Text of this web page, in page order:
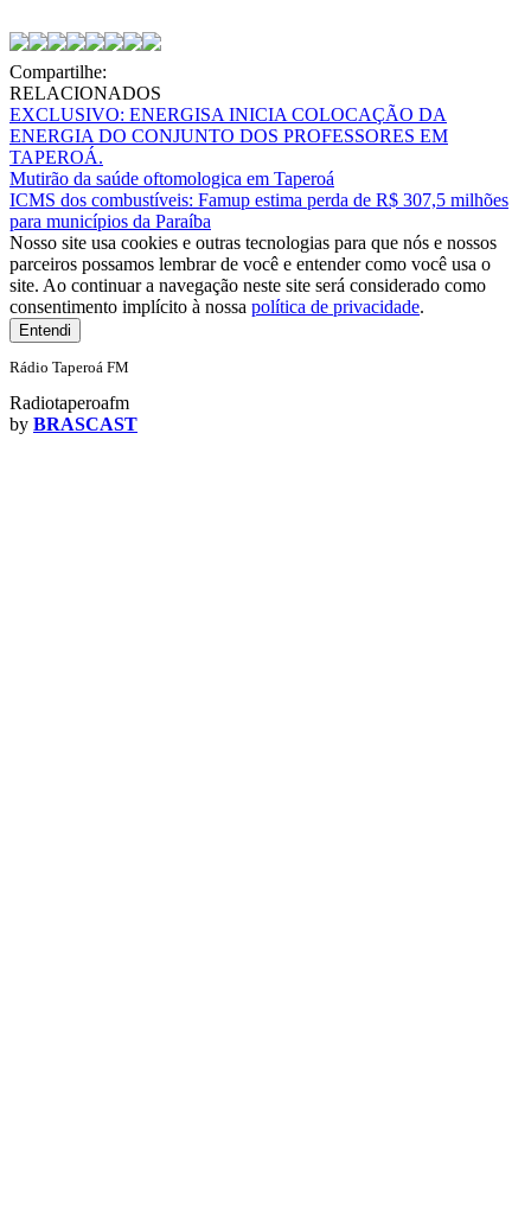
Compartilhe:
RELACIONADOS
EXCLUSIVO: ENERGISA INICIA COLOCAÇÃO DA
ENERGIA DO CONJUNTO DOS PROFESSORES EM
TAPEROÁ.
Mutirão da saúde oftomologica em Taperoá
ICMS dos combustíveis: Famup estima perda de R$ 307,5 milhões
para municípios da Paraíba
Nosso site usa cookies e outras tecnologias para que nós e nossos
parceiros possamos lembrar de você e entender como você usa o
site. Ao continuar a navegação neste site será considerado como
consentimento implícito à nossa política de privacidade.
Entendi
Rádio Taperoá FM
Radiotaperoafm
by BRASCAST